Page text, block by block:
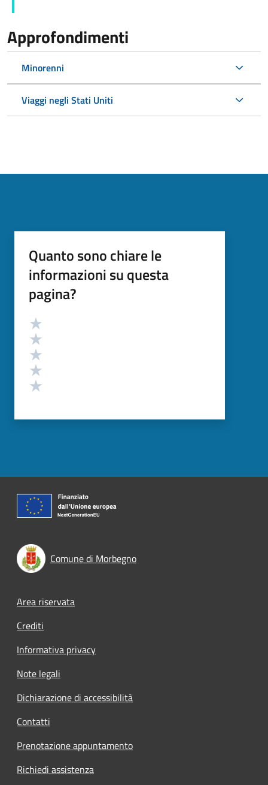
Approfondimenti
Minorenni
Viaggi negli Stati Uniti
Quanto sono chiare le
informazioni su questa
pagina?
Valutazione
Comune di Morbegno
Footer menu
Area riservata
Crediti
Informativa privacy
Note legali
Dichiarazione di accessibilità
Contatti
Prenotazione appuntamento
Richiedi assistenza